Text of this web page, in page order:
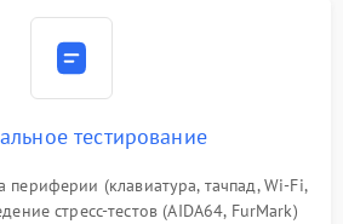
тестирование
периферии (клавиатура, тачпад, Wi-Fi,
стресс-тестов (AIDA64, FurMark)